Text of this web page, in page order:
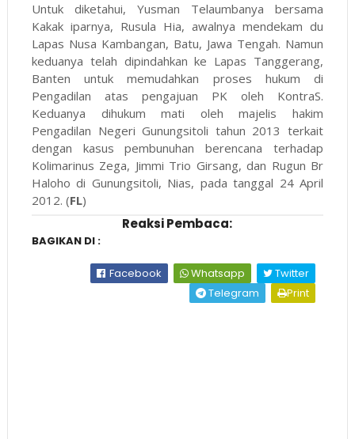
Untuk diketahui, Yusman Telaumbanya bersama
Kakak iparnya, Rusula Hia, awalnya mendekam du
Lapas Nusa Kambangan, Batu, Jawa Tengah. Namun
keduanya telah dipindahkan ke Lapas Tanggerang,
Banten untuk memudahkan proses hukum di
Pengadilan atas pengajuan PK oleh KontraS.
Keduanya dihukum mati oleh majelis hakim
Pengadilan Negeri Gunungsitoli tahun 2013 terkait
dengan kasus pembunuhan berencana terhadap
Kolimarinus Zega, Jimmi Trio Girsang, dan Rugun Br
Haloho di Gunungsitoli, Nias, pada tanggal 24 April
2012. (FL)
Reaksi Pembaca:
BAGIKAN DI :
Facebook Whatsapp
Twitter
Telegram
Print